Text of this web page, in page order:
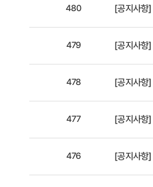
480 [공지사항]
479 [공지사항]
478 [공지사항]
477 [공지사항]
476 [공지사항]